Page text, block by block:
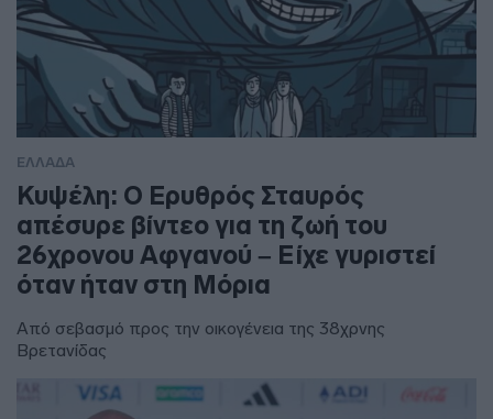
ΕΛΛΑΔΑ
Κυψέλη: Ο Ερυθρός Σταυρός
απέσυρε βίντεο για τη ζωή του
26χρονου Αφγανού – Είχε γυριστεί
όταν ήταν στη Μόρια
Από σεβασμό προς την οικογένεια της 38χρνης
Βρετανίδας